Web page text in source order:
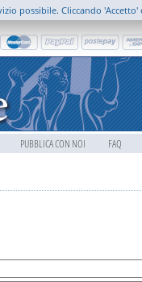
PUBBLICA CON NOI FAQ
possibile. Cliccando